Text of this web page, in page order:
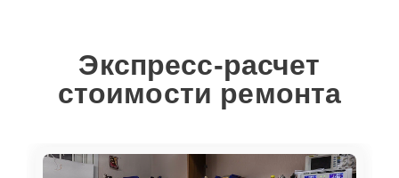
Экспресс-расчет
стоимости ремонта